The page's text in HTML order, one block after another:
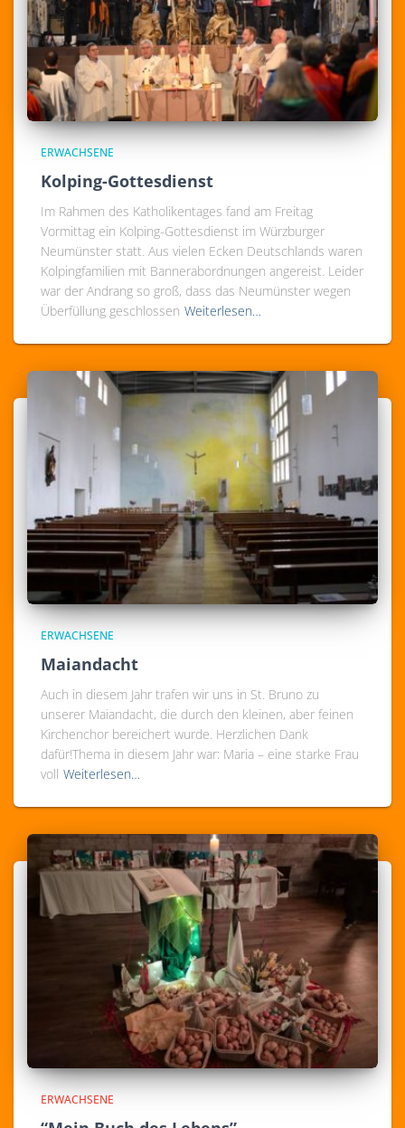
ERWACHSENE
Kolping-Gottesdienst
Im Rahmen des Katholikentages fand am Freitag
Vormittag ein Kolping-Gottesdienst im Würzburger
Neumünster statt. Aus vielen Ecken Deutschlands waren
Kolpingfamilien mit Bannerabordnungen angereist. Leider
war der Andrang so groß, dass das Neumünster wegen
Überfüllung geschlossen Weiterlesen…
ERWACHSENE
Maiandacht
Auch in diesem Jahr trafen wir uns in St. Bruno zu
unserer Maiandacht, die durch den kleinen, aber feinen
Kirchenchor bereichert wurde. Herzlichen Dank
dafür!Thema in diesem Jahr war: Maria – eine starke Frau
voll Weiterlesen…
ERWACHSENE